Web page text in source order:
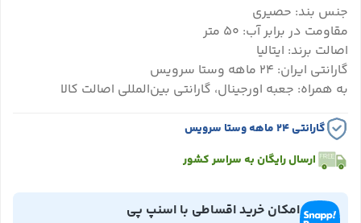
جنس بند: حصیری
مقاومت در برابر آب: ۵۰ متر
اصالت برند: ایتالیا
گارانتی ایران: ۲۴ ماهه وستا سرویس
به همراه: جعبه اورجینال، گارانتی بین‌المللی اصالت کالا
گارانتی ۲۴ ماهه وستا سرویس
ارسال رایگان به سراسر کشور
امکان خرید اقساطی با اسنپ پی